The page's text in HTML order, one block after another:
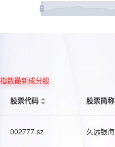
指数最新成分股
股票代码
股票简称
002777.sz 久远银海